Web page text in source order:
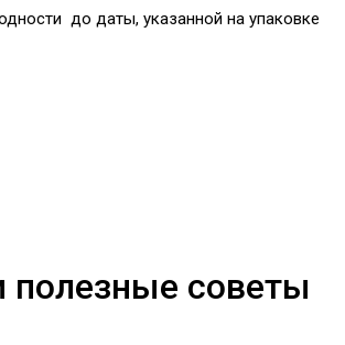
до даты, указанной на упаковке
полезные советы